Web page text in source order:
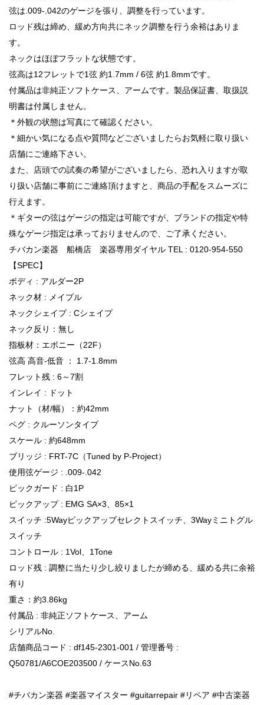
弦は.009-.042のゲージを張り、調整を行っています。
ロッド残は締め、緩め方向共にネック調整を行う余裕はありま
す。
ネックはほぼフラットな状態です。
弦高は12フレットで1弦 約1.7mm / 6弦 約1.8mmです。
付属品は非純正ソフトケース、アームです。製品保証書、取扱説
明書は付属しません。
＊外観の状態は写真にて確認ください。
＊細かい気になる点や質問などございましたらお気軽に取り扱い
店舗にご連絡下さい。
また、店頭での試奏の希望がございましたら、恐れ入りますが取
り扱い店舗に事前にご連絡頂けますと、商品の手配をスムーズに
行えます。
＊ギターの弦はゲージの指定は可能ですが、ブランドの指定や特
殊なゲージ指定は承っておりませんので、ご了承ください。
チバカン楽器 船橋店 楽器専用ダイヤル TEL : 0120-954-550
【SPEC】
ボディ : アルダー2P
ネック材 : メイプル
ネックシェイプ : Cシェイプ
ネック反り：無し
指板材：エボニー（22F）
弦高 高音-低音 ： 1.7-1.8mm
フレット残 : 6～7割
インレイ : ドット
ナット（材/幅）：約42mm
ペグ : クルーソンタイプ
スケール : 約648mm
ブリッジ : FRT-7C（Tuned by P-Project）
使用弦ゲージ : .009-.042
ピックガード : 白1P
ピックアップ : EMG SA×3、85×1
スイッチ :5Wayピックアップセレクトスイッチ、3Wayミニトグル
スイッチ
コントロール : 1Vol、1Tone
ロッド残 : 調整に当たり少し絞りましたが締める、緩める共に余裕
有り
重さ：約3.86kg
付属品 : 非純正ソフトケース、アーム
シリアルNo.
店舗商品コード : df145-2301-001 / 管理番号 :
Q50781/A6COE203500 / ケースNo.63
#チバカン楽器 #楽器マイスター #guitarrepair #リペア #中古楽器